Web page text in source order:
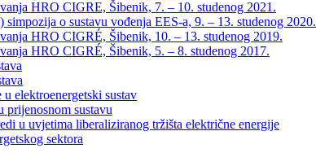
HRO CIGRE, Šibenik, 7. – 10. studenog 2021.
o sustavu vođenja EES-a, 9. – 13. studenog 2020.
HRO CIGRÉ, Šibenik, 10. – 13. studenog 2019.
HRO CIGRÉ, Šibenik, 5. – 8. studenog 2017.
elektroenergetski sustav
prijenosnom sustavu
u uvjetima liberaliziranog tržišta električne energije
sektora